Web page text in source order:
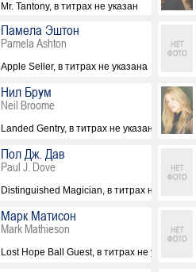
Mr. Tantony, в титрах не указан
Памела Эштон
Pamela Ashton
Apple Seller, в титрах не указана
Нил Брум
Neil Broome
Landed Gentry, в титрах не указан
Пол Дж. Дав
Paul J. Dove
Distinguished Magician, в титрах не указан
Марк Матисон
Mark Mathieson
Lost Hope Ball Guest, в титрах не указан